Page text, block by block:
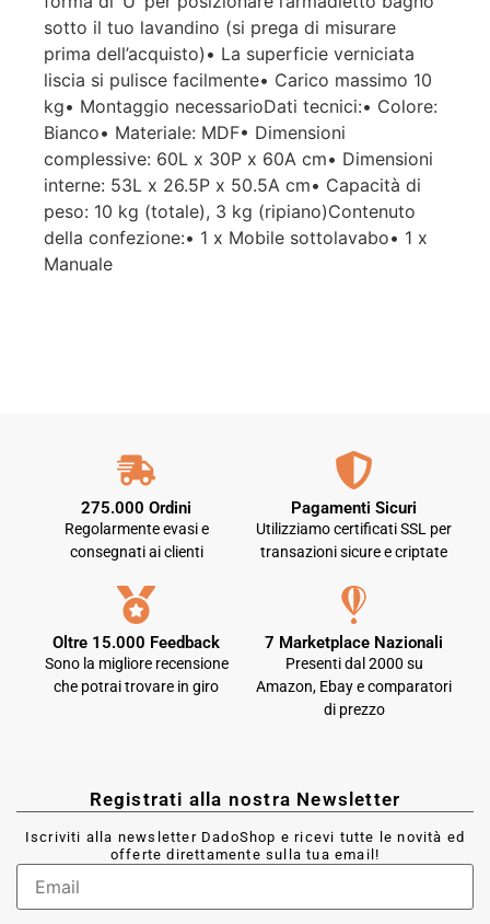
sotto il tuo lavandino (si prega di misurare
prima dell’acquisto)• La superficie verniciata
liscia si pulisce facilmente• Carico massimo 10
kg• Montaggio necessarioDati tecnici:• Colore:
Bianco• Materiale: MDF• Dimensioni
complessive: 60L x 30P x 60A cm• Dimensioni
interne: 53L x 26.5P x 50.5A cm• Capacità di
peso: 10 kg (totale), 3 kg (ripiano)Contenuto
della confezione:• 1 x Mobile sottolavabo• 1 x
Manuale
275.000 Ordini
Regolarmente evasi e
consegnati ai clienti
Pagamenti Sicuri
Utilizziamo certificati SSL per
transazioni sicure e criptate
Oltre 15.000 Feedback
Sono la migliore recensione
che potrai trovare in giro
7 Marketplace Nazionali
Presenti dal 2000 su
Amazon, Ebay e comparatori
di prezzo
Registrati alla nostra Newsletter
Iscriviti alla newsletter DadoShop e ricevi tutte le novità ed
offerte direttamente sulla tua email!